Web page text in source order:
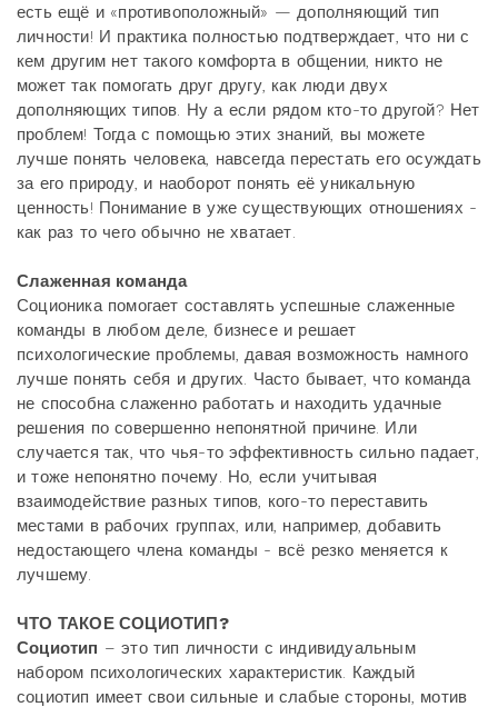
есть ещё и «противоположный» — дополняющий тип
личности! И практика полностью подтверждает, что ни с
кем другим нет такого комфорта в общении, никто не
может так помогать друг другу, как люди двух
дополняющих типов. Ну а если рядом кто-то другой? Нет
проблем! Тогда с помощью этих знаний, вы можете
лучше понять человека, навсегда перестать его осуждать
за его природу, и наоборот понять её уникальную
ценность! Понимание в уже существующих отношениях -
как раз то чего обычно не хватает.
Слаженная команда
Соционика помогает составлять успешные слаженные
команды в любом деле, бизнесе и решает
психологические проблемы, давая возможность намного
лучше понять себя и других. Часто бывает, что команда
не способна слаженно работать и находить удачные
решения по совершенно непонятной причине. Или
случается так, что чья-то эффективность сильно падает,
и тоже непонятно почему. Но, если учитывая
взаимодействие разных типов, кого-то переставить
местами в рабочих группах, или, например, добавить
недостающего члена команды - всё резко меняется к
лучшему.
ЧТО ТАКОЕ СОЦИОТИП?
Социотип – это тип личности с индивидуальным
набором психологических характеристик. Каждый
социотип имеет свои сильные и слабые стороны, мотив